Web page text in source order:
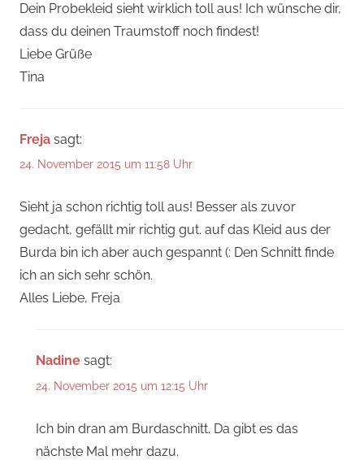
Dein Probekleid sieht wirklich toll aus! Ich wünsche dir,
dass du deinen Traumstoff noch findest!
Liebe Grüße
Tina
Freja sagt:
24. November 2015 um 11:58 Uhr
Sieht ja schon richtig toll aus! Besser als zuvor
gedacht, gefällt mir richtig gut. auf das Kleid aus der
Burda bin ich aber auch gespannt (: Den Schnitt finde
ich an sich sehr schön.
Alles Liebe, Freja
Nadine sagt:
24. November 2015 um 12:15 Uhr
Ich bin dran am Burdaschnitt. Da gibt es das
nächste Mal mehr dazu.